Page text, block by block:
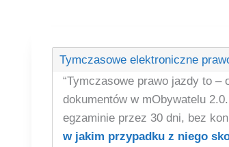
Tymczasowe elektroniczne
“Tymczasowe prawo jazdy to –
dokumentów w mObywatelu
egzaminie przez 30 dni, bez
w jakim przypadku z niego